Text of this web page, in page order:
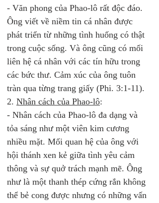
- Văn phong của Phao-lô rất độc đáo.
Ông viết về niềm tin cá nhân được
phát triển từ những tình huống có thật
trong cuộc sống. Và ông cũng có mối
liên hệ cá nhân với các tín hữu trong
các bức thư. Cảm xúc của ông tuôn
tràn qua từng trang giấy (Phi. 3:1-11).
2. Nhân cách của Phao-lô:
- Nhân cách của Phao-lô đa dạng và
tỏa sáng như một viên kim cương
nhiều mặt. Mối quan hệ của ông với
hội thánh xen kẻ giữa tình yêu cảm
thông và sự quở trách mạnh mẽ. Ông
như là một thanh thép cứng rắn không
thể bẻ cong được nhưng có những vấn